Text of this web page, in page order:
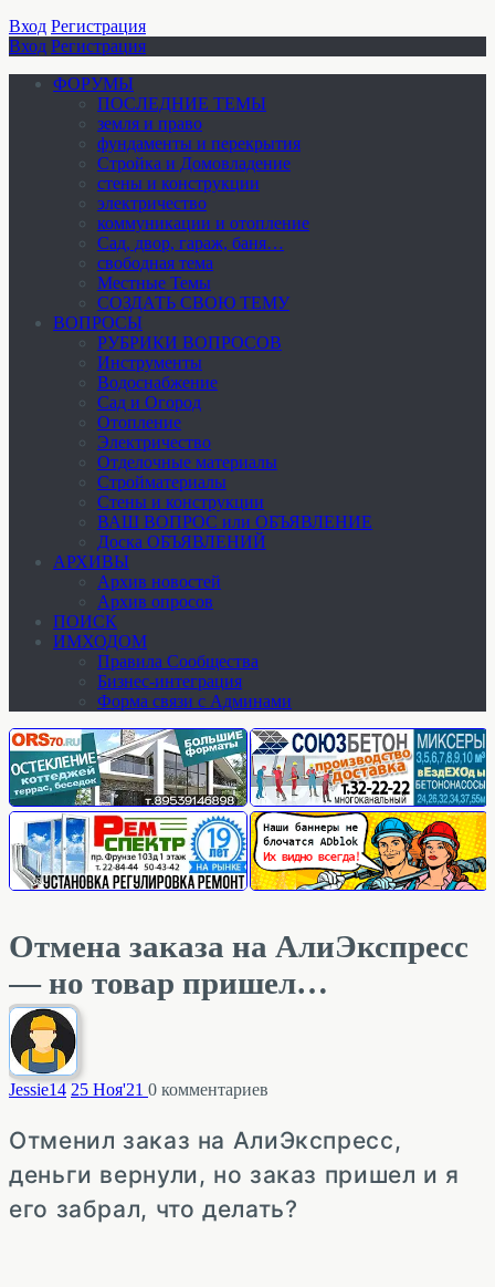
Вход Регистрация
Вход Регистрация
ФОРУМЫ
ПОСЛЕДНИЕ ТЕМЫ
земля и право
фундаменты и перекрытия
Стройка и Домовладение
стены и конструкции
электричество
коммуникации и отопление
Cад, двор, гараж, баня…
свободная тема
Местные Темы
СОЗДАТЬ СВОЮ ТЕМУ
ВОПРОСЫ
РУБРИКИ ВОПРОСОВ
Инструменты
Водоснабжение
Сад и Огород
Отопление
Электричество
Отделочные материалы
Стройматериалы
Стены и конструкции
ВАШ ВОПРОС или ОБЪЯВЛЕНИЕ
Доска ОБЪЯВЛЕНИЙ
АРХИВЫ
Архив новостей
Архив опросов
ПОИСК
ИМХОДОМ
Правила Сообщества
Бизнес-интеграция
Форма связи с Админами
Отмена заказа на АлиЭкспресс
— но товар пришел…
Jessie14 25 Ноя'21 0 комментариев
Отменил заказ на АлиЭкспресс,
деньги вернули, но заказ пришел и я
его забрал, что делать?